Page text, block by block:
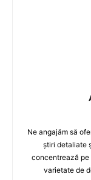
Ne angajăm să
știri detaliate
concentrează pe
varietate de